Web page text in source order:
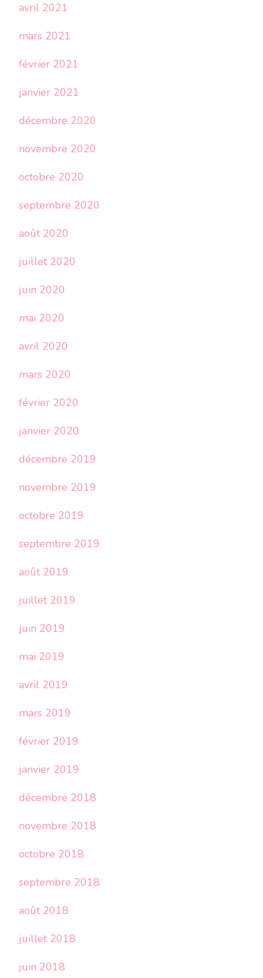
avril 2021
mars 2021
février 2021
janvier 2021
décembre 2020
novembre 2020
octobre 2020
septembre 2020
août 2020
juillet 2020
juin 2020
mai 2020
avril 2020
mars 2020
février 2020
janvier 2020
décembre 2019
novembre 2019
octobre 2019
septembre 2019
août 2019
juillet 2019
juin 2019
mai 2019
avril 2019
mars 2019
février 2019
janvier 2019
décembre 2018
novembre 2018
octobre 2018
septembre 2018
août 2018
juillet 2018
juin 2018